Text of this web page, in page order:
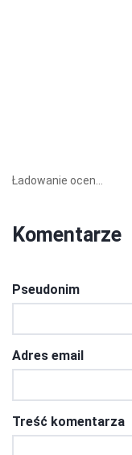
Ładowanie ocen...
Komentarze
Pseudonim
Adres email
Treść komentarza